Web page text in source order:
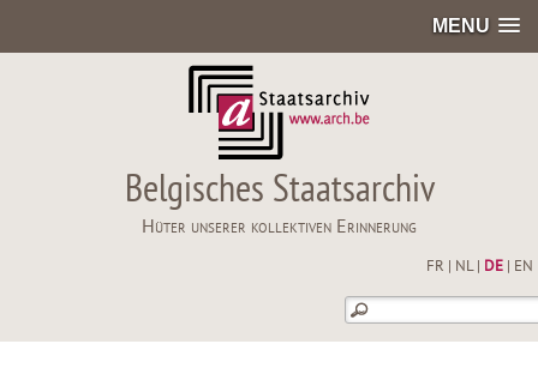
MENU
Belgisches Staatsarchiv
Hüter unserer kollektiven Erinnerung
FR NL| DE| EN